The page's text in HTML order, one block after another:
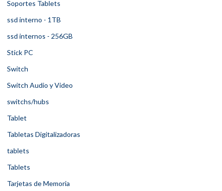
Soportes Tablets
ssd interno - 1TB
ssd internos - 256GB
Stick PC
Switch
Switch Audio y Video
switchs/hubs
Tablet
Tabletas Digitalizadoras
tablets
Tablets
Tarjetas de Memoria